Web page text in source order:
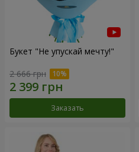
Букет "Не упускай мечту!"
2 666 грн
Заказать